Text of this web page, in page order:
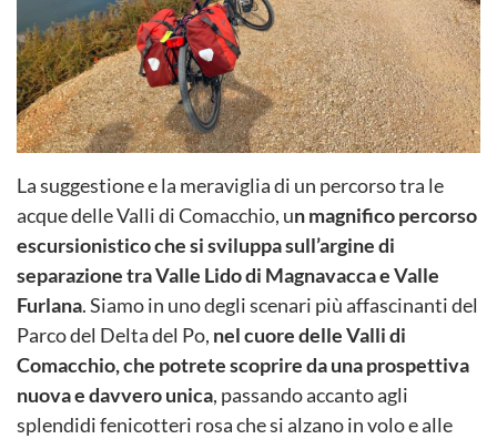
La suggestione e la meraviglia di un percorso tra le
acque delle Valli di Comacchio, un magnifico percorso
escursionistico che si sviluppa sull’argine di
separazione tra Valle Lido di Magnavacca e Valle
Furlana. Siamo in uno degli scenari più affascinanti del
Parco del Delta del Po, nel cuore delle Valli di
Comacchio, che potrete scoprire da una prospettiva
nuova e davvero unica, passando accanto agli
splendidi fenicotteri rosa che si alzano in volo e alle